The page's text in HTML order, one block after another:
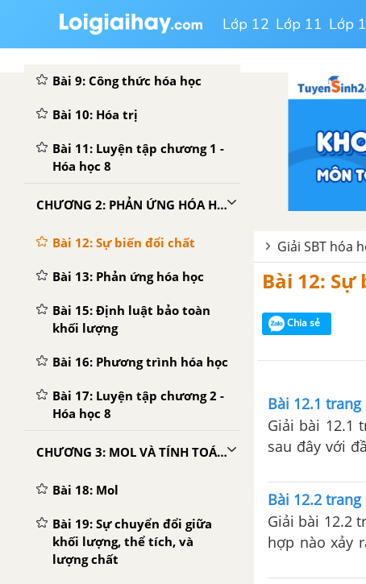
Lớp 12 Lớp 11 Lớp
Phân tử
Bài 8: Luyện tập
Bài 9: Công thức hóa học
Bài 10: Hóa trị
Bài 11: Luyện tập chương 1 -
Hóa học 8
CHƯƠNG 2: PHẢN ỨNG HÓA HỌC
Bài 12: Sự biến đổi chất
Bài 13: Phản ứng hóa học
Bài 15: Định luật bảo toàn
khối lượng
Bài 16: Phương trình hóa học
Bài 17: Luyện tập chương 2 -
Hóa học 8
CHƯƠNG 3: MOL VÀ TÍNH TOÁN HÓA HỌC
Bài 18: Mol
Bài 19: Sự chuyển đổi giữa
khối lượng, thể tích, và
lượng chất
Giải SBT hóa
Bài 12:
Chia sẻ
Bài 12.1 trang
Giải bài 12.1
sau đây với
Bài 12.2 trang
Giải bài 12.2
hợp nào xảy